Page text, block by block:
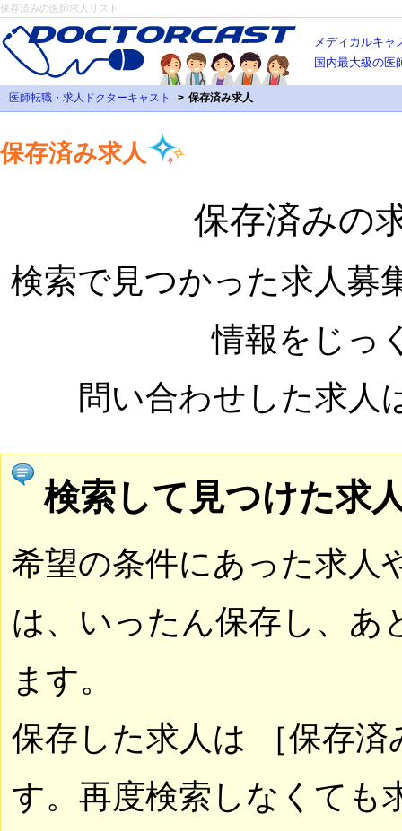
保存済みの医師求人リスト
メディカルキャ
国内最大級の医
医師転職・求人ドクターキャスト 保存済み求人
保存済み求人
保存済みの
検索で見つかった求人募
情報をじっ
問い合わせした求人
検索して見つけた求
希望の条件にあった求人
は、いったん保存し、あ
ます。
保存した求人は ［保存
す。再度検索しなくても